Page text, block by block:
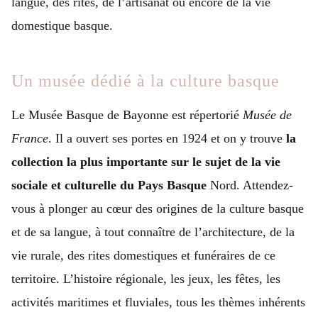
domestique basque.
Un musée dédié à la culture basque
Le Musée Basque de Bayonne est répertorié Musée de
France. Il a ouvert ses portes en 1924 et on y trouve la
collection la plus importante sur le sujet de la vie
sociale et culturelle du Pays Basque Nord. Attendez-
vous à plonger au cœur des origines de la culture basque
et de sa langue, à tout connaître de l’architecture, de la
vie rurale, des rites domestiques et funéraires de ce
territoire. L’histoire régionale, les jeux, les fêtes, les
activités maritimes et fluviales, tous les thèmes inhérents